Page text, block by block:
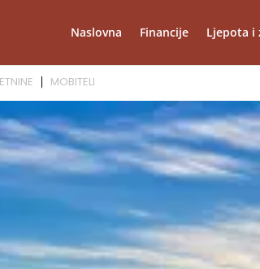
Naslovna Financije Ljepota i